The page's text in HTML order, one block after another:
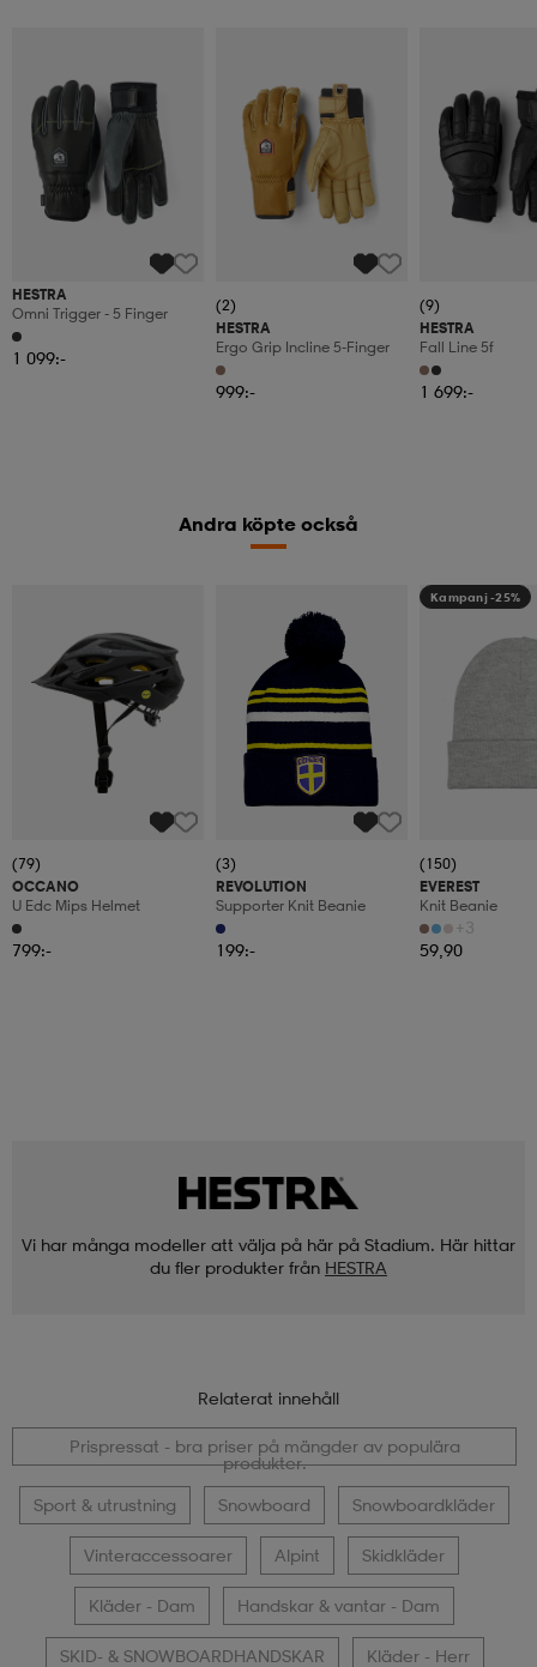
HESTRA
Omni Trigger - 5 Finger
1 099:-
(2)
HESTRA
Ergo Grip Incline 5-Finger
999:-
(9)
HESTRA
Fall Line 5f
1 699:-
Andra köpte också
(79)
OCCANO
U Edc Mips Helmet
799:-
(3)
REVOLUTION
Supporter Knit Beanie
199:-
Kampanj -25%
(150)
EVEREST
Knit Beanie
+3
59,90
Vi har många modeller att välja på här på Stadium. Här hittar
du fler produkter från HESTRA
Relaterat innehåll
Prispressat - bra priser på mängder av populära
produkter.
Sport & utrustning Snowboard Snowboardkläder
Vinteraccessoarer Alpint Skidkläder
Kläder - Dam Handskar & vantar - Dam
SKID- & SNOWBOARDHANDSKAR Kläder - Herr